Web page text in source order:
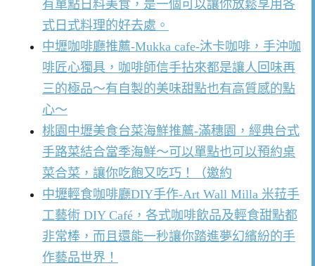
有單點日料美食，是一個可以讓你放鬆享用各
式日式料理的好去處。
中壢咖啡廳推薦-Mukka cafe-沐卡咖啡，手沖咖
啡匠心獨具，咖啡師信手拈來都是讓人回味再
三的極品～有自製的美味甜點也有高質感的點
心～
桃園中壢美食台菜海鮮推薦-滿穗園，經典台式
手路菜結合當季海鮮～可以單點也可以預約桌
菜合菜，讓你吃飽又吃巧！（邀約
中壢輕食咖啡廳DIY手作-Art Wall Milla 米菈手
工藝術 DIY Café，各式咖啡飲品及輕食甜點都
非常棒，而且還能一秒讓你踏進夢幻繽紛的手
作藝品世界！